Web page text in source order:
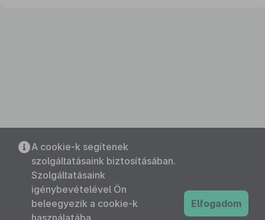
A cookie-k segítenek
szolgáltatásaink biztosításában.
Szolgáltatásaink
igénybevételével Ön
beleegyezik a cookie-k
használatába.
Elfogadom